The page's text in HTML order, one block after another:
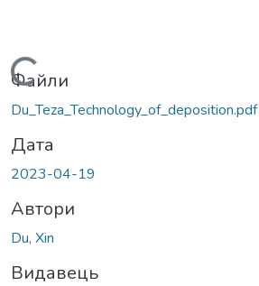
Вантажиться...
Файли
Du_Teza_Technology_of_deposition.pdf
Дата
2023-04-19
Автори
Du, Xin
Видавець